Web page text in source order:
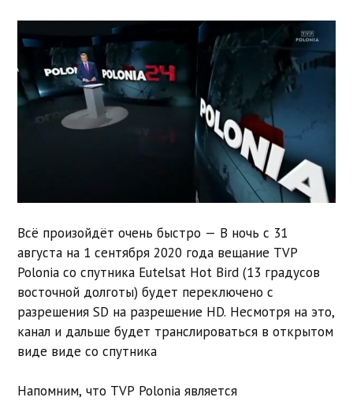
Всё произойдёт очень быстро — В ночь с 31
августа на 1 сентября 2020 года вещание TVP
Polonia со спутника Eutelsat Hot Bird (13 градусов
восточной долготы) будет переключено с
разрешения SD на разрешение HD. Несмотря на это,
канал и дальше будет транслироваться в открытом
виде виде со спутника
Напомним, что TVP Polonia является